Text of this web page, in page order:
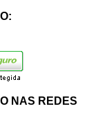
NAS REDES